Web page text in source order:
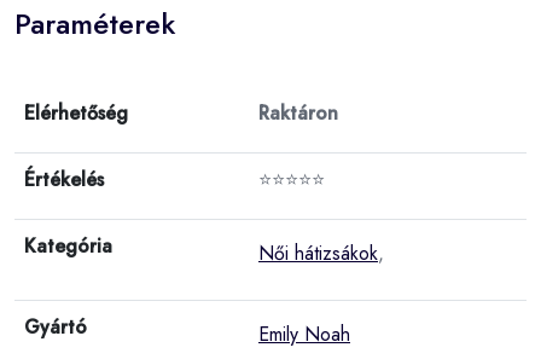
Paraméterek
Elérhetőség Raktáron
Értékelés ⭐⭐⭐⭐⭐
Kategória Női hátizsákok,
Gyártó Emily Noah